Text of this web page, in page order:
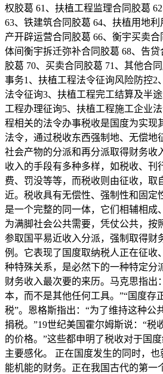
权胶葛 61、扶植工程监理合同胶葛
63、铁建筑合同胶葛 64、扶植用地
产开辟运营合同胶葛 66、衡宇买卖
体间衡宇拆迁弥补合同胶葛 68、告贷
胶葛 70、买卖合同胶葛 71、其他合
事务1、扶植工程法令征询风险防控2
法令征询3、扶植工程完工结算及半
工程办理征询5、扶植工程施工企业
程相关的法令办事税收是国度为实现
法令，通过税收东西强制地、无偿地
社会产物的分派和再分派取得财务收
收入的手段有多种多样，如税收、刊
费、罚没等等，而税收则由征收，取
近。税收具有无偿性、强制性和固定
是一个完整的同一体，它们相辅相成
为满脚社会公共需要，凭仗公共，按
参取国平易近收入分派，强制取得财
例。它表现了国度取纳税人正在征收
种特殊关系，是必然下的一种特定分
财务收入最次要的来历。马克思指出
本，而不是其他任何工具。”“国度存
税”。恩格斯指出：“为了维持这种
捐税。”19世纪美国霍尔姆斯说：“税
的价格。”这些都申明了税收对于国
主要感化。 正在国度发生的同时，
能机能的财务。正在我国古代的第一